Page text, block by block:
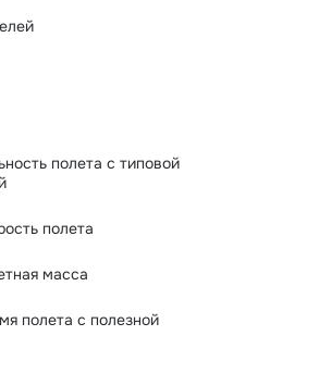
полета с типовой
полета
масса
полета с полезной